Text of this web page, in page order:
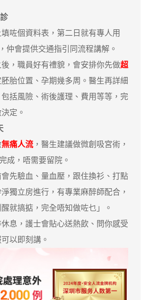
個資料表，第二日就有專人用
仲會提供交通指引同流程講解。
職員好有禮貌，會安排你先做超
胚胎位置、孕期幾多周。醫生再詳細
括風險、術後護理、費用等等，完
定。
無痛人流 ，醫生建議做微創吸宮術，
成，唔需要留院。
驗血、量血壓，跟住換衫、打點
獨立房進行，有專業麻醉師配合，
就搞掂，完全唔知做咗乜」。
，護士會貼心送熱飲、問你感受
以即刻講。